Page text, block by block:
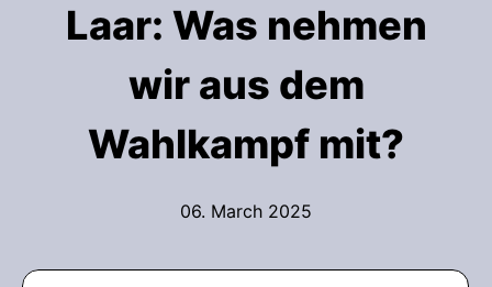
Laar: Was nehmen
wir aus dem
Wahlkampf mit?
06. March 2025